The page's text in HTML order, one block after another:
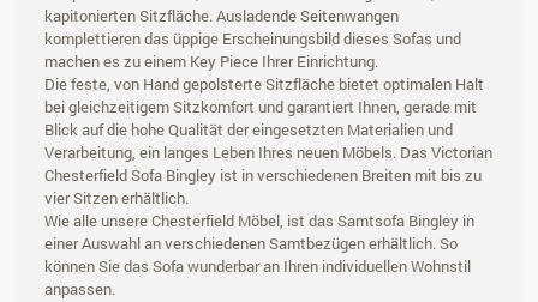
kapitonierten Sitzfläche. Ausladende Seitenwangen
komplettieren das üppige Erscheinungsbild dieses Sofas und
machen es zu einem Key Piece Ihrer Einrichtung.
Die feste, von Hand gepolsterte Sitzfläche bietet optimalen Halt
bei gleichzeitigem Sitzkomfort und garantiert Ihnen, gerade mit
Blick auf die hohe Qualität der eingesetzten Materialien und
Verarbeitung, ein langes Leben Ihres neuen Möbels. Das Victorian
Chesterfield Sofa Bingley ist in verschiedenen Breiten mit bis zu
vier Sitzen erhältlich.
Wie alle unsere Chesterfield Möbel, ist das Samtsofa Bingley in
einer Auswahl an verschiedenen Samtbezügen erhältlich. So
können Sie das Sofa wunderbar an Ihren individuellen Wohnstil
anpassen.